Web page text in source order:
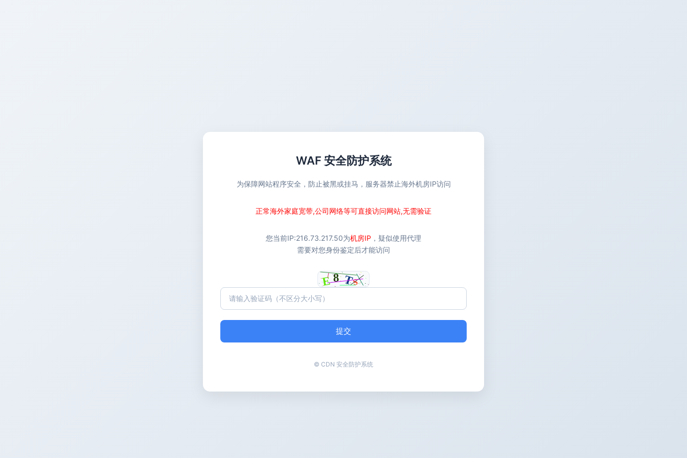
WAF 安全防护系统
为保障网站程序安全，防止被黑或挂马，服务器禁止海外机房IP访问
正常海外家庭宽带,公司网络等可直接访问网站,无需验证
您当前IP:216.73.217.50为机房IP ，疑似使用代理
需要对您身份鉴定后才能访问
提交
© CDN 安全防护系统